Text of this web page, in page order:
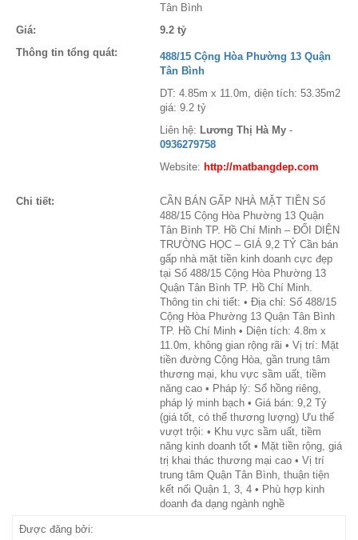
Tân Bình
Giá:
9.2 tỷ
Thông tin tổng quát:
488/15 Cộng Hòa Phường 13 Quận
Tân Bình
DT: 4.85m x 11.0m, diện tích: 53.35m2
giá: 9.2 tỷ
Liên hệ: Lương Thị Hà My -
0936279758
Website: http://matbangdep.com
Chi tiết:
CẦN BÁN GẤP NHÀ MẶT TIỀN Số
488/15 Cộng Hòa Phường 13 Quận
Tân Bình TP. Hồ Chí Minh – ĐỐI DIỆN
TRƯỜNG HỌC – GIÁ 9,2 TỶ Cần bán
gấp nhà mặt tiền kinh doanh cực đẹp
tại Số 488/15 Cộng Hòa Phường 13
Quận Tân Bình TP. Hồ Chí Minh.
Thông tin chi tiết: • Địa chỉ: Số 488/15
Cộng Hòa Phường 13 Quận Tân Bình
TP. Hồ Chí Minh • Diện tích: 4.8m x
11.0m, không gian rộng rãi • Vị trí: Mặt
tiền đường Cộng Hòa, gần trung tâm
thương mại, khu vực sầm uất, tiềm
năng cao • Pháp lý: Sổ hồng riêng,
pháp lý minh bạch • Giá bán: 9,2 Tỷ
(giá tốt, có thể thương lượng) Ưu thế
vượt trội: • Khu vực sầm uất, tiềm
năng kinh doanh tốt • Mặt tiền rộng, giá
trị khai thác thương mại cao • Vị trí
trung tâm Quận Tân Bình, thuận tiện
kết nối Quận 1, 3, 4 • Phù hợp kinh
doanh đa dạng ngành nghề
Được đăng bởi: